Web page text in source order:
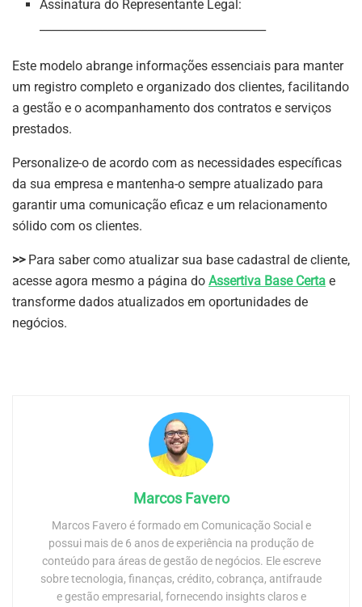
Assinatura do Representante Legal:
Este modelo abrange informações essenciais para manter
um registro completo e organizado dos clientes, facilitando
a gestão e o acompanhamento dos contratos e serviços
prestados.
Personalize-o de acordo com as necessidades específicas
da sua empresa e mantenha-o sempre atualizado para
garantir uma comunicação eficaz e um relacionamento
sólido com os clientes.
>>Para saber como atualizar sua base cadastral de cliente,
acesse agora mesmo a página do Assertiva Base Certa e
transforme dados atualizados em oportunidades de
negócios.
Marcos Favero
Marcos Favero é formado em Comunicação Social e
possui mais de 6 anos de experiência na produção de
conteúdo para áreas de gestão de negócios. Ele escreve
sobre tecnologia, finanças, crédito, cobrança, antifraude
e gestão empresarial, fornecendo insights claros e